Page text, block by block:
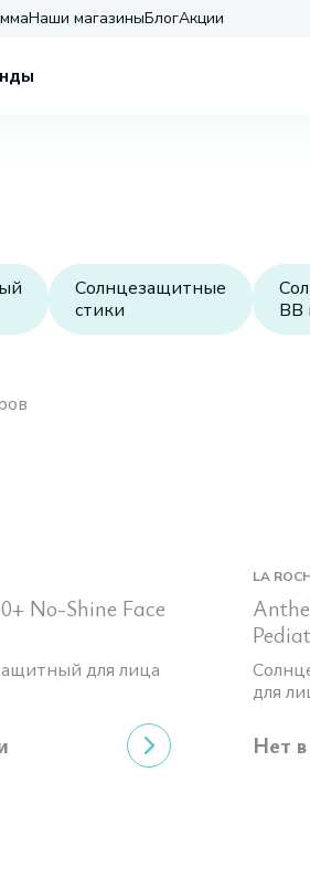
Наши магазиныБлогАкции
Солнцезащитные
стики
BB
No-Shine Face
для лица
LA
для
Нет